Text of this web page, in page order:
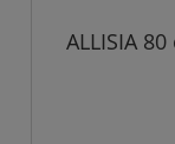
ALLISIA